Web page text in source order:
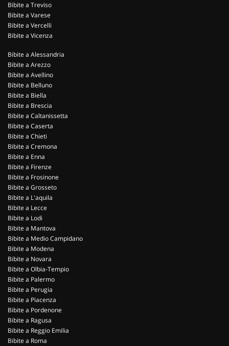
Bibite a Treviso
Bibite a Varese
Bibite a Vercelli
Bibite a Vicenza
Bibite a Alessandria
Bibite a Arezzo
Bibite a Avellino
Bibite a Belluno
Bibite a Biella
Bibite a Brescia
Bibite a Caltanissetta
Bibite a Caserta
Bibite a Chieti
Bibite a Cremona
Bibite a Enna
Bibite a Firenze
Bibite a Frosinone
Bibite a Grosseto
Bibite a L'aquila
Bibite a Lecce
Bibite a Lodi
Bibite a Mantova
Bibite a Medio Campidano
Bibite a Modena
Bibite a Novara
Bibite a Olbia-Tempio
Bibite a Palermo
Bibite a Perugia
Bibite a Piacenza
Bibite a Pordenone
Bibite a Ragusa
Bibite a Reggio Emilia
Bibite a Roma